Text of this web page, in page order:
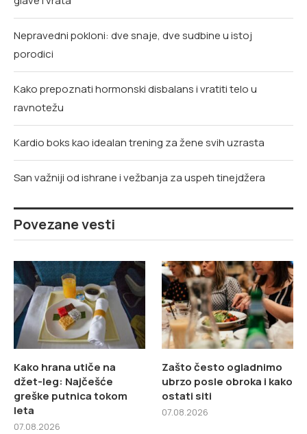
Nepravedni pokloni: dve snaje, dve sudbine u istoj
porodici
Kako prepoznati hormonski disbalans i vratiti telo u
ravnotežu
Kardio boks kao idealan trening za žene svih uzrasta
San važniji od ishrane i vežbanja za uspeh tinejdžera
Povezane vesti
Kako hrana utiče na
džet-leg: Najčešće
greške putnica tokom
leta
07.08.2026
Zašto često ogladnimo
ubrzo posle obroka i kako
ostati siti
07.08.2026